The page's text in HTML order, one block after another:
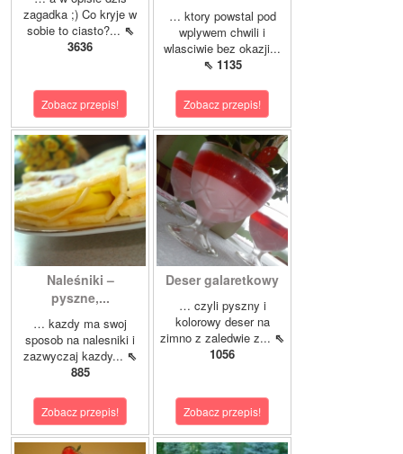
zagadka ;) Co kryje w
sobie to ciasto?... ⇖
3636
Zobacz przepis!
… ktory powstal pod
wplywem chwili i
wlasciwie bez okazji...
⇖ 1135
Zobacz przepis!
Naleśniki –
pyszne,...
… kazdy ma swoj
sposob na nalesniki i
zazwyczaj kazdy... ⇖
885
Zobacz przepis!
Deser galaretkowy
… czyli pyszny i
kolorowy deser na
zimno z zaledwie z... ⇖
1056
Zobacz przepis!